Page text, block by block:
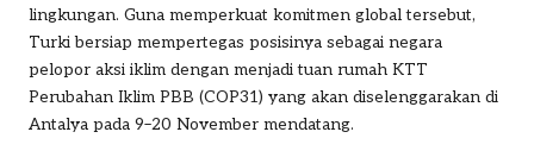
lingkungan. Guna memperkuat komitmen global tersebut,
Turki bersiap mempertegas posisinya sebagai negara
pelopor aksi iklim dengan menjadi tuan rumah KTT
Perubahan Iklim PBB (COP31) yang akan diselenggarakan di
Antalya pada 9–20 November mendatang.